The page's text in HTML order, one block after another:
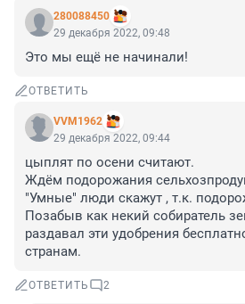
280088450
29 декабря 2022, 09:48
Это мы ещё не начинали!
ОТВЕТИТЬ
VVM1962
29 декабря 2022, 09:44
цыплят по осени считают.
Ждём подорожания
"Умные" люди скажут , т.к.
Позабыв как некий собиратель
раздавал эти удобрения
странам.
ОТВЕТИТЬ 2